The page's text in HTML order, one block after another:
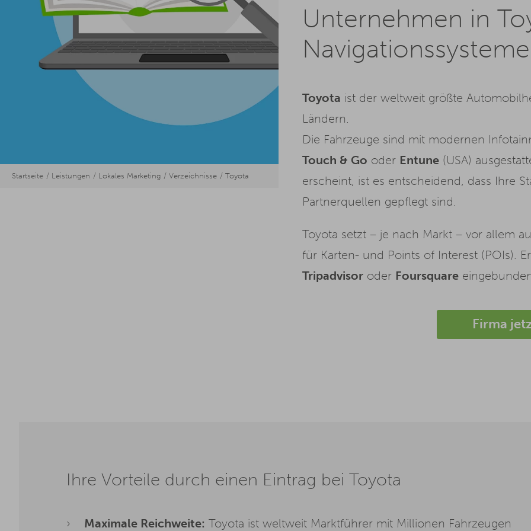
Startseite Leistungen Lokales Marketing Verzeichnisse Toyota
Unternehmen in
Toyota ist der weltweit größte
Ländern.
Die Fahrzeuge sind mit modernen
Touch & Go oder Entune (USA)
erscheint, ist es entscheidend, dass Ihre
Partnerquellen gepflegt sind.
Toyota setzt – je nach Markt – vor allem
für Karten- und Points of Interest (POIs).
Tripadvisor oder Foursquare
Firma
Ihre Vorteile durch einen Eintrag bei Toyota
Maximale Reichweite: Toyota ist weltweit Marktführer mit Millionen Fahrzeugen